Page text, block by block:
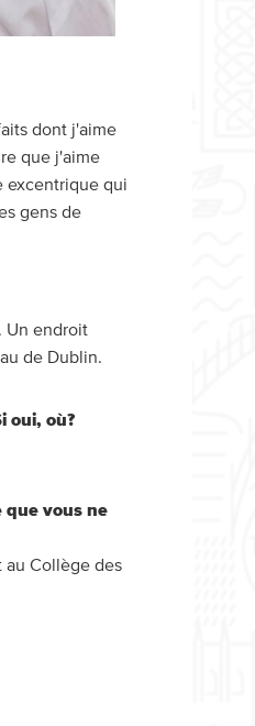
dont j'aime
que j'aime
excentrique qui
gens de
Un endroit
de Dublin.
oui, où?
que vous ne
au Collège des